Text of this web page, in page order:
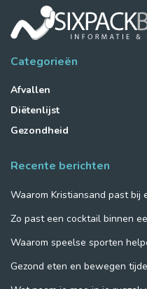
Categorieën
Afvallen
Diëtenlijst
Gezondheid
Recente berichten
Waarom Kristiansand past bij
Zo past een cocktail binnen
Waarom speelse sporten
Gezond eten en bewegen